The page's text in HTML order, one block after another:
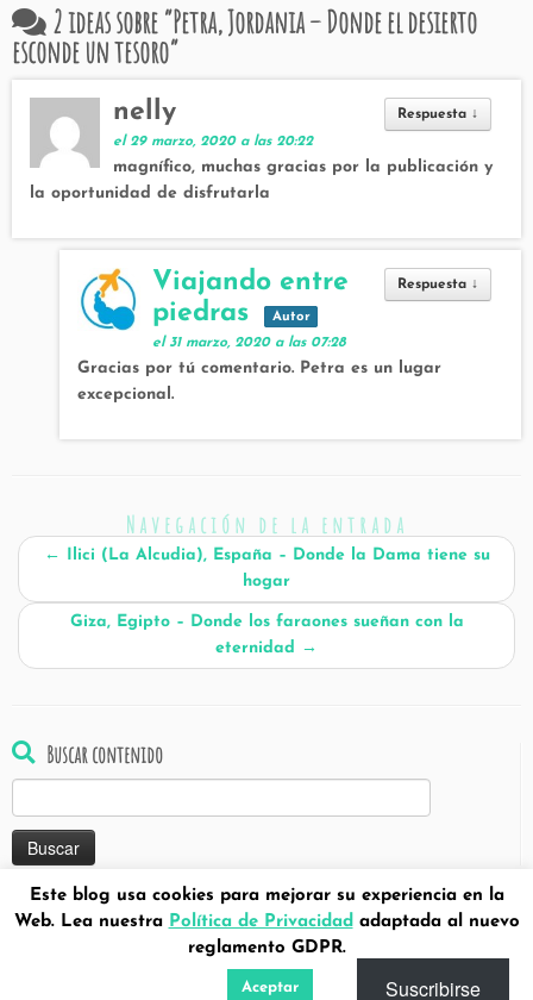
2 ideas sobre “Petra, Jordania – Donde el desierto
esconde un tesoro”
Respuesta ↓
nelly
el 29 marzo, 2020 a las 20:22
magnífico, muchas gracias por la publicación y
la oportunidad de disfrutarla
Respuesta ↓
Viajando entre
piedras
Autor
el 31 marzo, 2020 a las 07:28
Gracias por tú comentario. Petra es un lugar
excepcional.
Navegación de la entrada
← Ilici (La Alcudia), España – Donde la Dama tiene su
hogar
Giza, Egipto – Donde los faraones sueñan con la
eternidad
→
Buscar contenido
© Copyright 2018 ISSN 2659-3408 - Viajando entre piedras·
Este blog usa cookies para mejorar su experiencia en la
Web. Lea nuestra Política de Privacidadadaptada al nuevo
reglamento GDPR.
Aceptar Suscribirse